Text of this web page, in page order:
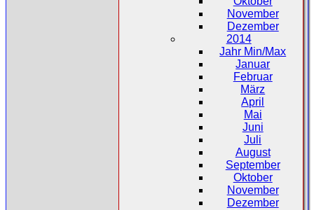
November
Dezember
2014
Jahr Min/Max
Januar
Februar
März
April
Mai
Juni
Juli
August
September
Oktober
November
Dezember